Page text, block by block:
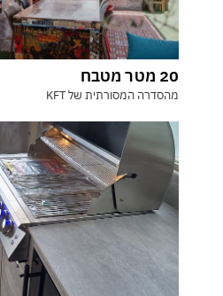
20 מטר מטבח
מהסדרה המסורתית של KFT